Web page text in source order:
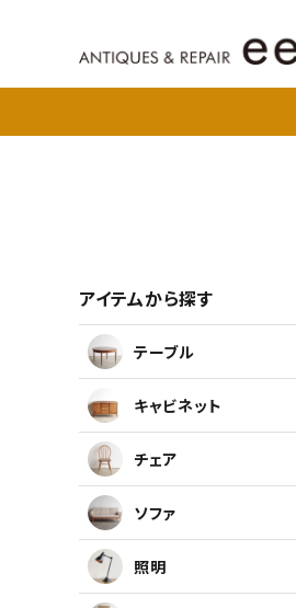
アイテムを探す
テーブル
キャビネット
チェア
アイテムから探す
テーブル
キャビネット
チェア
ソファ
照明